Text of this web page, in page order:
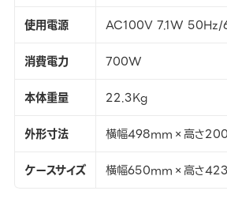
使用電源
AC100V 7.1W 50Hz/
消費電力
700W
本体重量
22.3Kg
外形寸法
横幅498mm×高さ
ケースサイズ
横幅650mm×高さ